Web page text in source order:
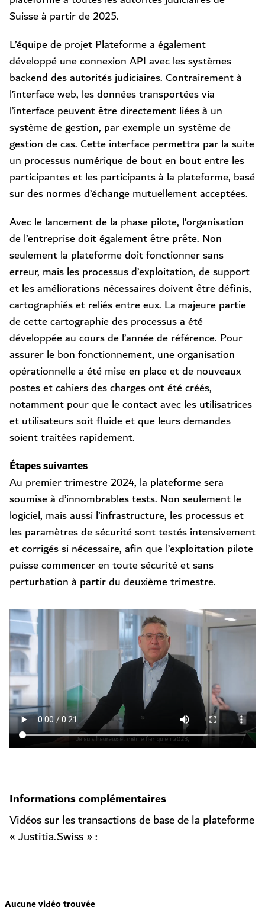
Suisse à partir de 2025.
L’équipe de projet Plateforme a également
développé une connexion API avec les systèmes
backend des autorités judiciaires. Contrairement à
l’interface web, les données transportées via
l’interface peuvent être directement liées à un
système de gestion, par exemple un système de
gestion de cas. Cette interface permettra par la suite
un processus numérique de bout en bout entre les
participantes et les participants à la plateforme, basé
sur des normes d’échange mutuellement acceptées.
Avec le lancement de la phase pilote, l’organisation
de l’entreprise doit également être prête. Non
seulement la plateforme doit fonctionner sans
erreur, mais les processus d’exploitation, de support
et les améliorations nécessaires doivent être définis,
cartographiés et reliés entre eux. La majeure partie
de cette cartographie des processus a été
développée au cours de l’année de référence. Pour
assurer le bon fonctionnement, une organisation
opérationnelle a été mise en place et de nouveaux
postes et cahiers des charges ont été créés,
notamment pour que le contact avec les utilisatrices
et utilisateurs soit fluide et que leurs demandes
soient traitées rapidement.
Étapes suivantes
Au premier trimestre 2024, la plateforme sera
soumise à d’innombrables tests. Non seulement le
logiciel, mais aussi l’infrastructure, les processus et
les paramètres de sécurité sont testés intensivement
et corrigés si nécessaire, afin que l’exploitation pilote
puisse commencer en toute sécurité et sans
perturbation à partir du deuxième trimestre.
Informations complémentaires
Vidéos sur les transactions de base de la plateforme
« Justitia.Swiss » :
Aucune vidéo trouvée